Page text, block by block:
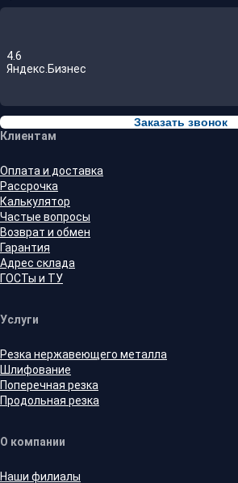
4.6
Яндекс.Бизнес
Заказать звонок
Клиентам
Оплата и доставка
Рассрочка
Калькулятор
Частые вопросы
Возврат и обмен
Гарантия
Адрес склада
ГОСТы и ТУ
Услуги
Резка нержавеющего металла
Шлифование
Поперечная резка
Продольная резка
О компании
Наши филиалы